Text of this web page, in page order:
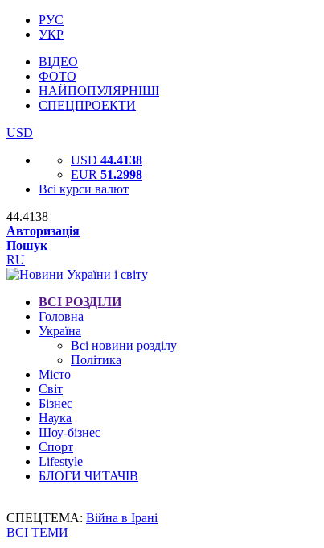
РУС
УКР
ВІДЕО
ФОТО
НАЙПОПУЛЯРНІШІ
СПЕЦПРОЕКТИ
USD
USD 44.4138
EUR 51.2998
Всі курси валют
44.4138
Авторизація
Пошук
RU
ВСІ РОЗДІЛИ
Головна
Україна
Всі новини розділу
Політика
Місто
Світ
Бізнес
Наука
Шоу-бізнес
Спорт
Lifestyle
БЛОГИ ЧИТАЧІВ
СПЕЦТЕМА: Війна в Ірані
ВСІ ТЕМИ